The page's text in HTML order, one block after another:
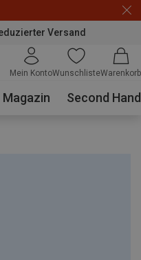
Versand
Mein KontoWunschlisteWarenkorb
Magazin Second Hand